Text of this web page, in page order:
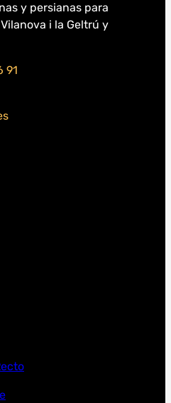
y persianas para
i la Geltrú y
91